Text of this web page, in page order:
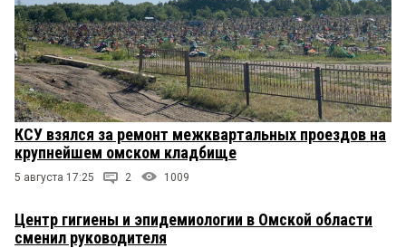
КСУ взялся за ремонт межквартальных проездов на
крупнейшем омском кладбище
5 августа 17:25 2 1009
Центр гигиены и эпидемиологии в Омской области
сменил руководителя